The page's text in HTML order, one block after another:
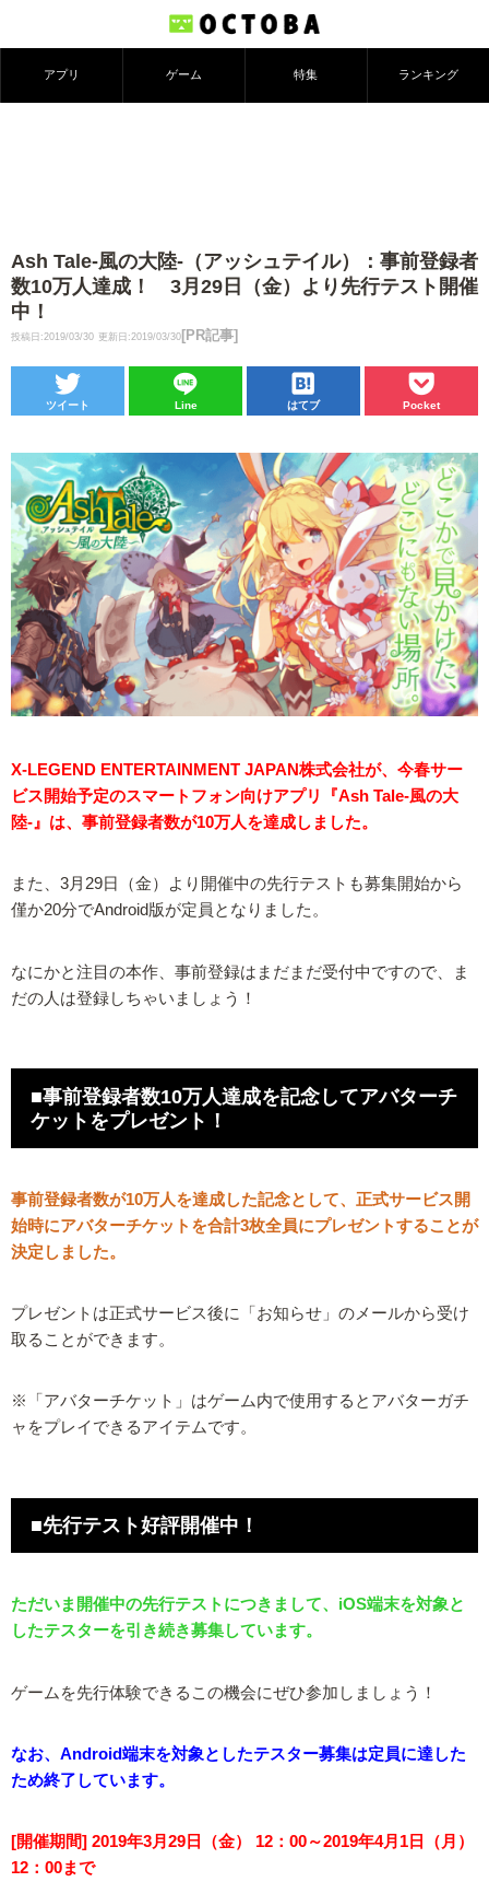
アプリ ゲーム 特集 ランキング
Ash Tale-風の大陸-（アッシュテイル）：事前登録者
数10万人達成！ 3月29日（金）より先行テスト開催
中！
投稿日:2019/03/30 更新日:2019/03/30 [PR記事]
ツイート Line はてブ Pocket
X-LEGEND ENTERTAINMENT JAPAN株式会社が、今春サー
ビス開始予定のスマートフォン向けアプリ『Ash Tale-風の大
陸-』は、事前登録者数が10万人を達成しました。
また、3月29日（金）より開催中の先行テストも募集開始から
僅か20分でAndroid版が定員となりました。
なにかと注目の本作、事前登録はまだまだ受付中ですので、ま
だの人は登録しちゃいましょう！
■事前登録者数10万人達成を記念してアバターチ
ケットをプレゼント！
事前登録者数が10万人を達成した記念として、正式サービス開
始時にアバターチケットを合計3枚全員にプレゼントすることが
決定しました。
プレゼントは正式サービス後に「お知らせ」のメールから受け
取ることができます。
※「アバターチケット」はゲーム内で使用するとアバターガチ
ャをプレイできるアイテムです。
■先行テスト好評開催中！
ただいま開催中の先行テストにつきまして、iOS端末を対象と
したテスターを引き続き募集しています。
ゲームを先行体験できるこの機会にぜひ参加しましょう！
なお、Android端末を対象としたテスター募集は定員に達した
ため終了しています。
[開催期間] 2019年3月29日（金） 12：00～2019年4月1日（月）
12：00まで